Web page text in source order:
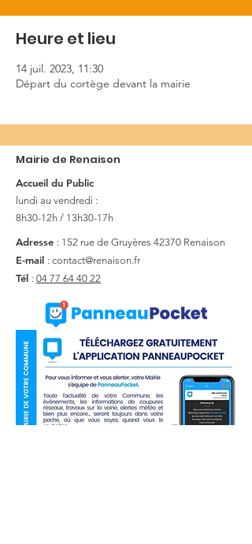
Heure et lieu
14 juil. 2023, 11:30
Départ du cortège devant la mairie
Mairie de Renaison
Accueil du Public
lundi au vendredi :
8h30-12h / 13h30-17h
Adresse : 152 rue de Gruyères 42370 Renaison
E-mail : contact@renaison.fr
Tél : 04 77 64 40 22